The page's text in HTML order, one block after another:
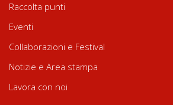
Raccolta punti
Eventi
Collaborazioni e Festival
Notizie e Area stampa
Lavora con noi